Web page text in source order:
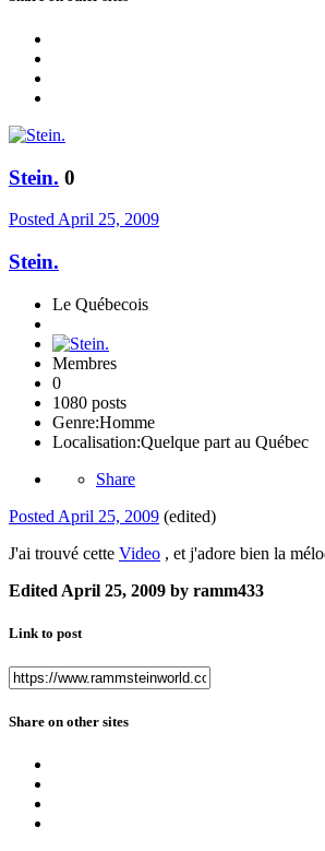
Stein. 0
Posted April 25, 2009
Stein.
Le Québecois
Membres
0
1080 posts
Genre:Homme
Localisation:Quelque part au Québec
Share
Posted April 25, 2009 (edited)
J'ai trouvé cette Video , et j'adore bien la
Edited April 25, 2009 by ramm433
Link to post
Share on other sites